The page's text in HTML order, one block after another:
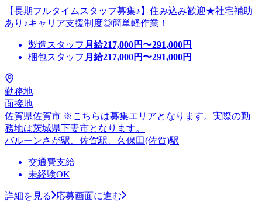
【長期フルタイムスタッフ募集♪】住み込み歓迎★社宅補助
あり♪キャリア支援制度◎簡単軽作業！
製造スタッフ 月給217,000円〜291,000円
梱包スタッフ 月給217,000円〜291,000円
勤務地
面接地
佐賀県佐賀市 ※こちらは募集エリアとなります。実際の勤
務地は茨城県下妻市となります。
バルーンさが駅、佐賀駅、久保田(佐賀)駅
交通費支給
未経験OK
詳細を見る
応募画面に進む